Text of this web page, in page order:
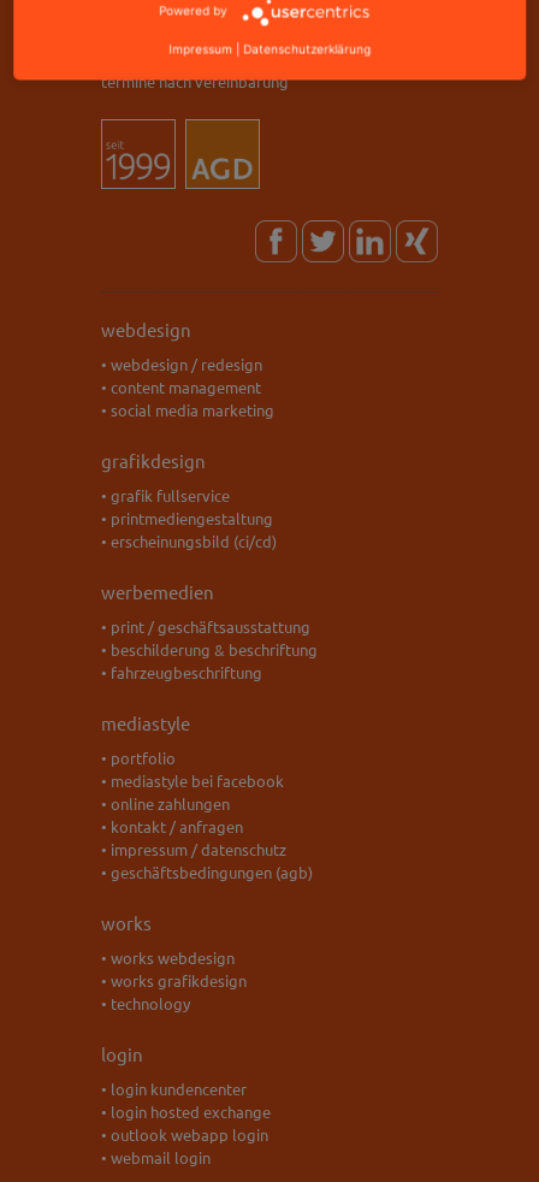
office mo-fr 11.00 - 17.00 uhr
termine nach vereinbarung
webdesign
• webdesign / redesign
• content management
• social media marketing
grafikdesign
• grafik fullservice
• printmediengestaltung
• erscheinungsbild (ci/cd)
werbemedien
• print / geschäftsausstattung
• beschilderung & beschriftung
• fahrzeugbeschriftung
mediastyle
• portfolio
• mediastyle bei facebook
• online zahlungen
• kontakt / anfragen
• impressum / datenschutz
• geschäftsbedingungen (agb)
works
• works webdesign
• works grafikdesign
• technology
login
• login kundencenter
• login hosted exchange
• outlook webapp login
• webmail login
Powered by
Impressum Datenschutzerklärung